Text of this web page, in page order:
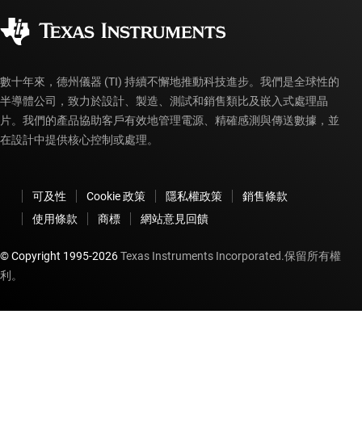
myTI 帳戶常見問題解答
數十年來，德州儀器 (TI) 持續不懈地推動科技進步。我們是全球性的
半導體公司，致力於設計、製造、測試和銷售類比及嵌入式處理晶
片。我們的產品協助客戶有效地管理電源、精確感測與傳送數據，並
在設計中提供核心控制或處理。
可及性 Cookie 政策 隱私權政策
銷售條款
使用條款
商標 網站意見回饋
© Copyright 1995-2026Texas Instruments Incorporated.保留所有權
利。